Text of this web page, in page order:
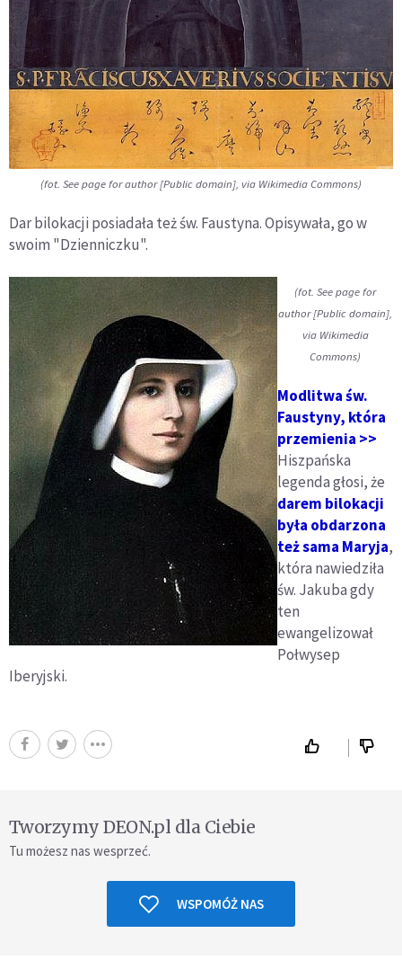
(fot. See page for author [Public domain], via Wikimedia Commons)
Dar bilokacji posiadała też św. Faustyna. Opisywała, go w
swoim "Dzienniczku".
(fot. See page for
author [Public domain],
via Wikimedia
Commons)
Modlitwa św.
Faustyny, która
przemienia >>
Hiszpańska
legenda głosi, że
darem bilokacji
była obdarzona
też sama Maryja,
która nawiedziła
św. Jakuba gdy
ten
ewangelizował
Połwysep
Iberyjski.
Tworzymy DEON.pl dla Ciebie
Tu możesz nas wesprzeć.
WSPOMÓŻ NAS